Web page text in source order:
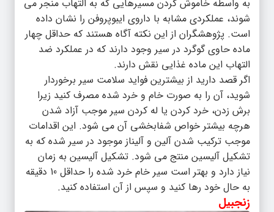
به واسطه خاموش کردن مسیرهایی که به التهاب منجر می
شوند، عملکردی مشابه با داروی ایبوپروفن را نشان داده
است. پژوهشگران از این نکته آگاه هستند که حداقل چهار
ماده حاوی گوگرد در سیر وجود دارند که در عملکرد ضد
التهاب این ماده غذایی نقش دارند.
اگر قصد دارید از بیشترین فواید سلامت سیر برخوردار
شوید، آن را به صورت خام و خرد شده مصرف کنید زیرا
برش زدن، خرد کردن یا له کردن سیر موجب آزاد شدن
هرچه بیشتر خواص شفابخشی آن می شود. این اقدامات
موجب ترکیب شدن آلین و آلیناز موجود در سیر شده که به
تشکیل آلیسین منتج می شود. تشکیل آلیسین به زمان
نیاز دارد و بهتر است سیر خام خرد شده را حداقل 10 دقیقه
به حال خود رها کنید و سپس از آن استفاده کنید.
زنجبیل